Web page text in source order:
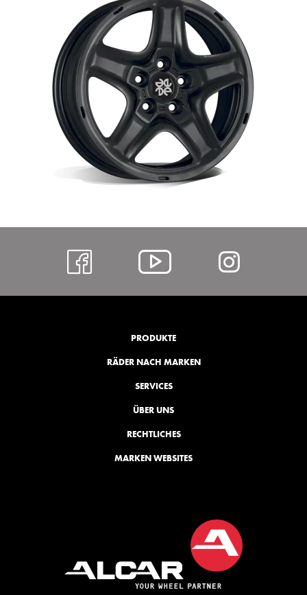
https://Alcar
PRODUKTE
RÄDER NACH MARKEN
SERVICES
ÜBER UNS
RECHTLICHES
MARKEN WEBSITES